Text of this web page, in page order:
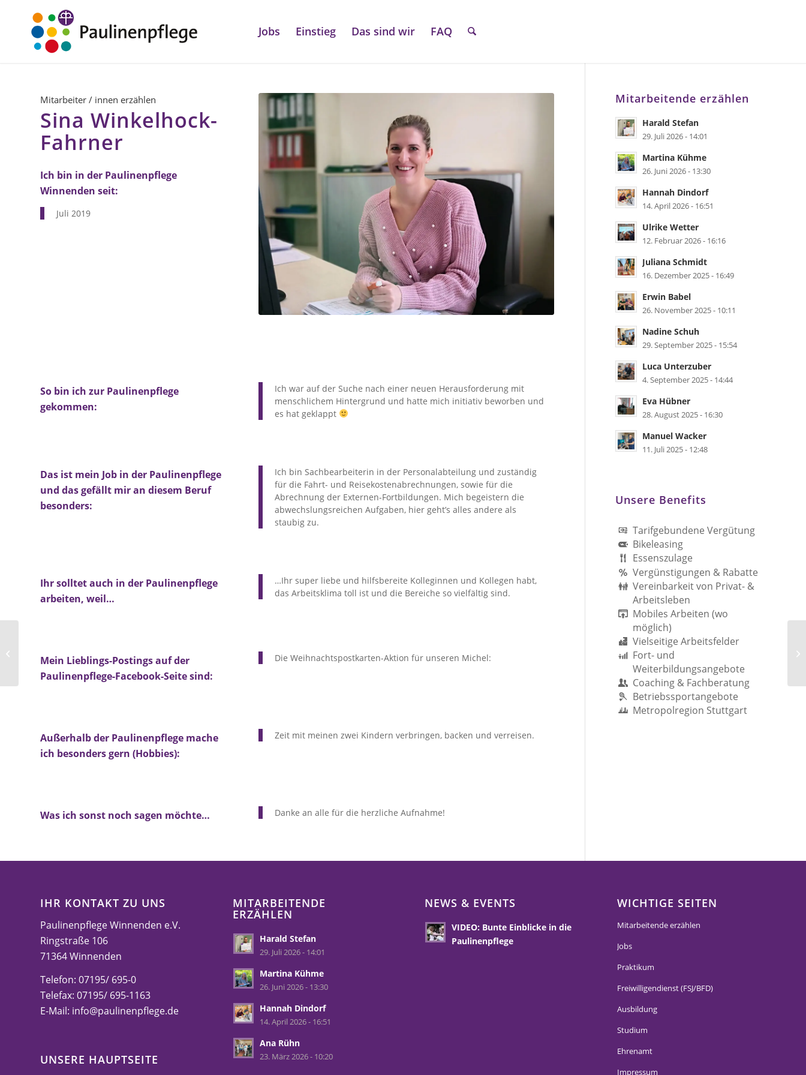
Jobs Einstieg Das sind wir FAQ
Mitarbeiter / innen erzählen
Sina Winkelhock-
Fahrner
Ich bin in der Paulinenpflege
Winnenden seit:
Juli 2019
So bin ich zur Paulinenpflege
gekommen:
Ich war auf der Suche nach einer neuen Herausforderung mit
menschlichem Hintergrund und hatte mich initiativ beworben und
es hat geklappt
Das ist mein Job in der Paulinenpflege
und das gefällt mir an diesem Beruf
besonders:
Ich bin Sachbearbeiterin in der Personalabteilung und zuständig
für die Fahrt- und Reisekostenabrechnungen, sowie für die
Abrechnung der Externen-Fortbildungen. Mich begeistern die
abwechslungsreichen Aufgaben, hier geht’s alles andere als
staubig zu.
Ihr solltet auch in der Paulinenpflege
arbeiten, weil…
…Ihr super liebe und hilfsbereite Kolleginnen und Kollegen habt,
das Arbeitsklima toll ist und die Bereiche so vielfältig sind.
Mein Lieblings-Postings auf der
Paulinenpflege-Facebook-Seite sind:
Die Weihnachtspostkarten-Aktion für unseren Michel:
Außerhalb der Paulinenpflege mache
ich besonders gern (Hobbies):
Zeit mit meinen zwei Kindern verbringen, backen und verreisen.
Was ich sonst noch sagen möchte… Danke an alle für die herzliche Aufnahme!
Mitarbeitende erzählen
Harald Stefan
29. Juli 2026 - 14:01
Martina Kühme
26. Juni 2026 - 13:30
Hannah Dindorf
14. April 2026 - 16:51
Ulrike Wetter
12. Februar 2026 - 16:16
Juliana Schmidt
16. Dezember 2025 - 16:49
Erwin Babel
26. November 2025 - 10:11
Nadine Schuh
29. September 2025 - 15:54
Luca Unterzuber
4. September 2025 - 14:44
Eva Hübner
28. August 2025 - 16:30
Manuel Wacker
11. Juli 2025 - 12:48
Unsere Benefits
Tarifgebundene Vergütung
Bikeleasing
Essenszulage
Vergünstigungen & Rabatte
Vereinbarkeit von Privat- &
Arbeitsleben
Mobiles Arbeiten (wo
möglich)
Vielseitige Arbeitsfelder
Fort- und
Weiterbildungsangebote
Coaching & Fachberatung
Betriebssportangebote
Metropolregion Stuttgart
IHR KONTAKT ZU UNS
Paulinenpflege Winnenden e.V.
Ringstraße 106
71364 Winnenden
Telefon: 07195/ 695-0
Telefax: 07195/ 695-1163
E-Mail: info@paulinenpflege.de
UNSERE HAUPTSEITE
MITARBEITENDE
ERZÄHLEN
Harald Stefan
29. Juli 2026 - 14:01
Martina Kühme
26. Juni 2026 - 13:30
Hannah Dindorf
14. April 2026 - 16:51
Ana Rühn
23. März 2026 - 10:20
NEWS & EVENTS
VIDEO: Bunte Einblicke in die
Paulinenpflege
WICHTIGE SEITEN
Mitarbeitende erzählen
Jobs
Praktikum
Freiwilligendienst (FSJ/BFD)
Ausbildung
Studium
Ehrenamt
Impressum